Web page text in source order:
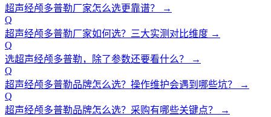
超声经颅多普勒厂家怎么选更靠谱？
→
Q
超声经颅多普勒厂家如何选？三大实测对比维度 →
Q
选超声经颅多普勒，除了参数还要看什么？
→
Q
超声经颅多普勒品牌怎么选？操作维护会遇到哪些坑？
→
Q
超声经颅多普勒品牌怎么选？采购有哪些关键点？
→